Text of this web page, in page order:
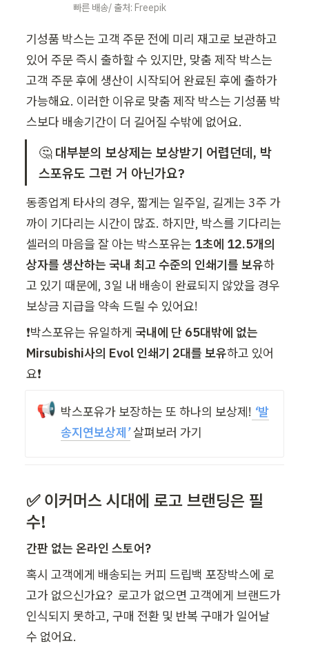
빠른 배송/ 출처: Freepik
기성품 박스는 고객 주문 전에 미리 재고로 보관하고
있어 주문 즉시 출하할 수 있지만, 맞춤 제작 박스는
고객 주문 후에 생산이 시작되어 완료된 후에 출하가
가능해요. 이러한 이유로 맞춤 제작 박스는 기성품 박
스보다 배송기간이 더 길어질 수밖에 없어요.
🤔 대부분의 보상제는 보상받기 어렵던데, 박
스포유도 그런 거 아닌가요?
동종업계 타사의 경우, 짧게는 일주일, 길게는 3주 가
까이 기다리는 시간이 많죠. 하지만, 박스를 기다리는
셀러의 마음을 잘 아는 박스포유는 1초에 12.5개의
상자를 생산하는 국내 최고 수준의 인쇄기를 보유하
고 있기 때문에, 3일 내 배송이 완료되지 않았을 경우
보상금 지급을 약속 드릴 수 있어요!
❗박스포유는 유일하게 국내에 단 65대밖에 없는
Mirsubishi사의 Evol 인쇄기 2대를 보유하고 있어
요❗
📢 박스포유가 보장하는 또 하나의 보상제! ‘발
송지연보상제’ 살펴보러 가기
✅ 이커머스 시대에 로고 브랜딩은 필
수!
간판 없는 온라인 스토어?
혹시 고객에게 배송되는 커피 드립백 포장박스에 로
고가 없으신가요?  로고가 없으면 고객에게 브랜드가
인식되지 못하고, 구매 전환 및 반복 구매가 일어날
수 없어요.